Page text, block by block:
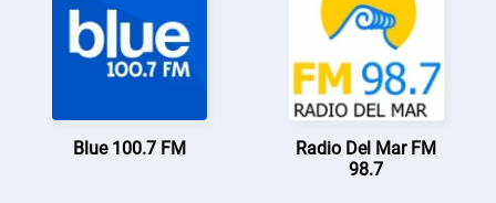
Blue 100.7 FM
Radio Del Mar FM
98.7